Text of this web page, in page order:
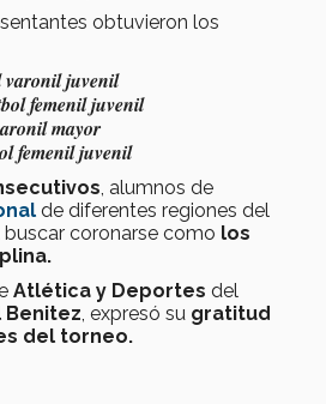
obtuvieron los
varonil juvenil
femenil juvenil
mayor
femenil juvenil
, alumnos de
de diferentes regiones del
coronarse como los
Atlética y Deportes del
Benitez , expresó su gratitud
del torneo.